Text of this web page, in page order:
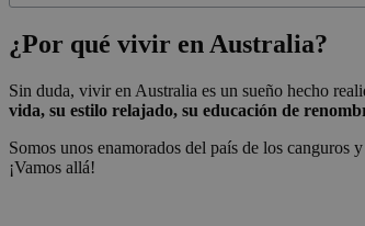
¿Por qué vivir en Australia?
Sin duda, vivir en Australia es un sueño hecho
vida, su estilo relajado, su educación de
Somos unos enamorados del país de los canguros
¡Vamos allá!